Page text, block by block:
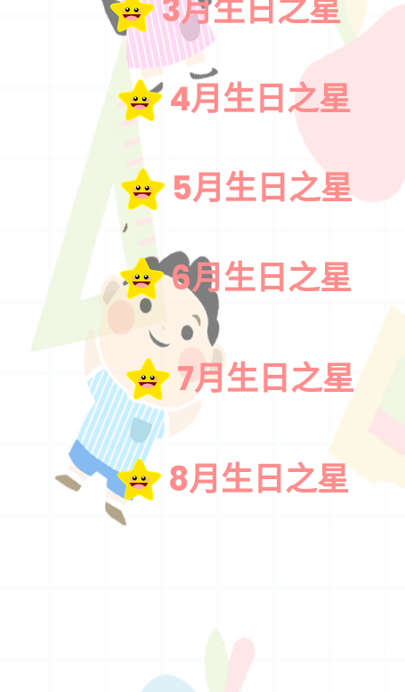
3月生日之星
4月生日之星
5月生日之星
6月生日之星
7月生日之星
8月生日之星